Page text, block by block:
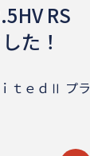
RS
た！
ｔｅｄⅡ プラ